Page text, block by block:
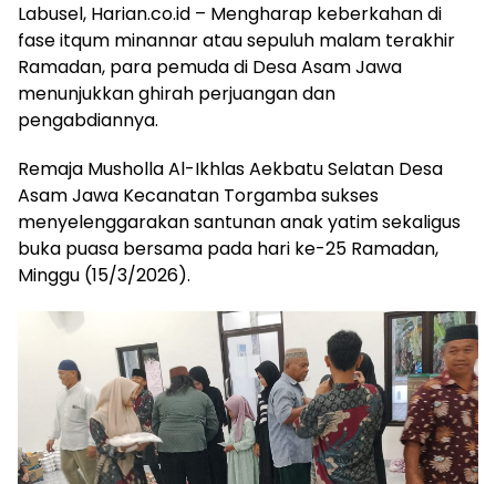
​Labusel, Harian.co.id – ​Mengharap keberkahan di
fase itqum minannar atau sepuluh malam terakhir
Ramadan, para pemuda di Desa Asam Jawa
menunjukkan ghirah perjuangan dan
pengabdiannya.
Remaja Musholla Al-Ikhlas Aekbatu Selatan Desa
Asam Jawa Kecanatan Torgamba sukses
menyelenggarakan santunan anak yatim sekaligus
buka puasa bersama pada hari ke-25 Ramadan,
Minggu (15/3/2026).